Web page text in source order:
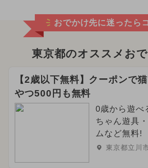
おでかけ先に迷ったら
東京都のオススメお
【2歳以下無料】クーポンで
やつ500円も無料
0歳から遊べ
ちゃん遊具
ムなど無料!
東京都立川